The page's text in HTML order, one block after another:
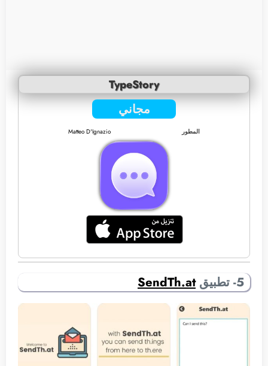
TypeStory
مجاني
المطور Matteo D'Ignazio
5- تطبيق SendTh.at